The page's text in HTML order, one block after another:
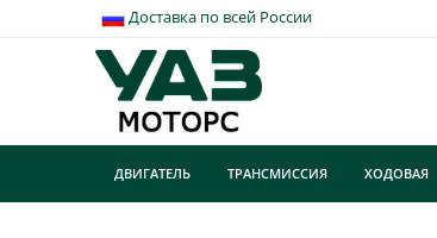
Доставка по всей России
ДВИГАТЕЛЬ ТРАНСМИССИЯ ХОДОВАЯ